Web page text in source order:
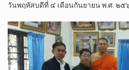
วันพฤหัสบดีที่ ๔ เดือนกันยายน พ.ศ. ๒๕